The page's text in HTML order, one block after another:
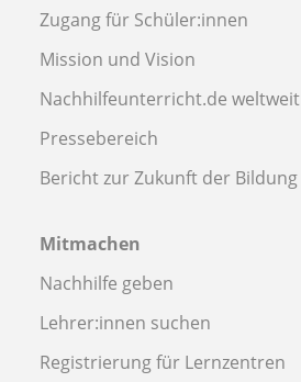
Zugang für Schüler:innen
Mission und Vision
Nachhilfeunterricht.de weltweit
Pressebereich
Bericht zur Zukunft der Bildung
Mitmachen
Nachhilfe geben
Lehrer:innen suchen
Registrierung für Lernzentren